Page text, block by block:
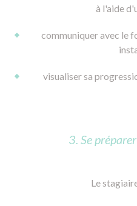
à l'aide
communiquer avec le
visualiser sa
3. Se
Le